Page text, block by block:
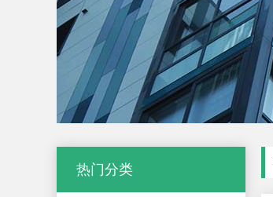
热门分类